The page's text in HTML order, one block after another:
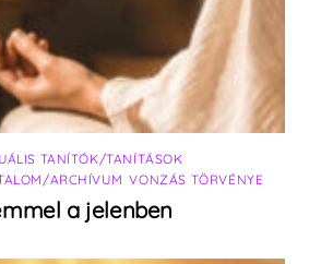
TANÍTÓK/TANÍTÁSOK
ARCHÍVUM ,VONZÁS TÖRVÉNYE
a jelenben